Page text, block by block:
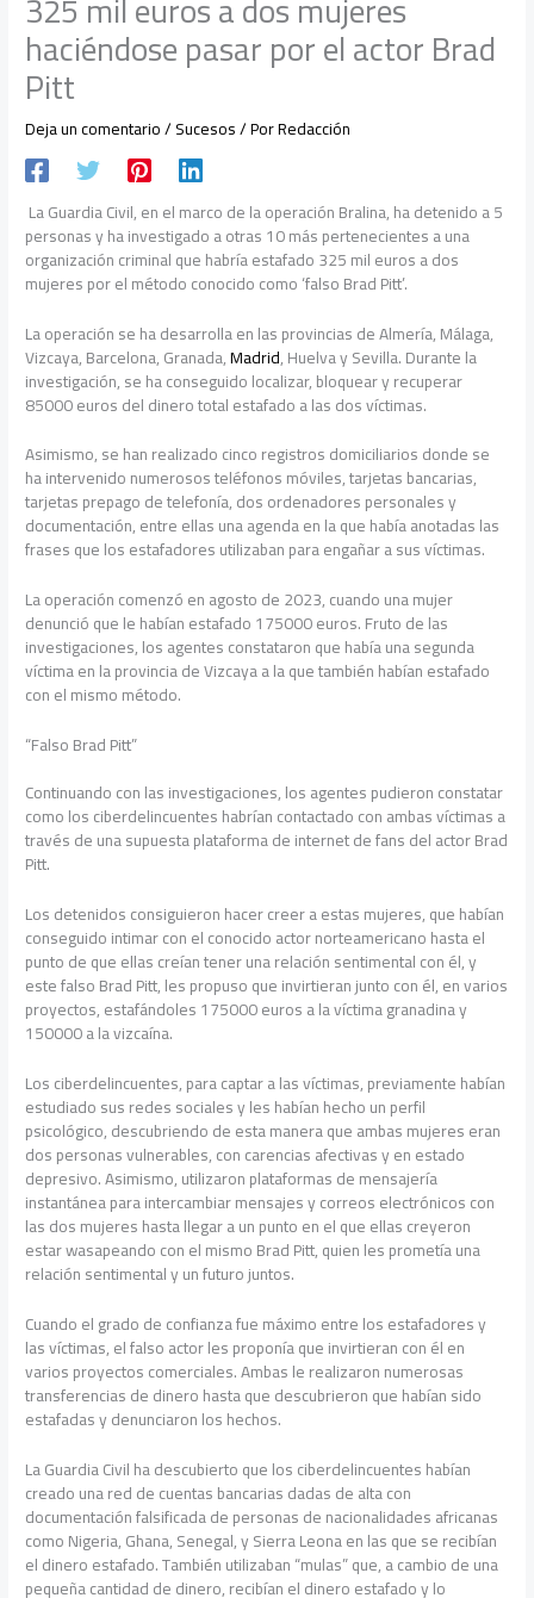
haciéndose pasar por el actor Brad
Pitt
Deja un comentario/Sucesos/ PorRedacción
La Guardia Civil, en el marco de la operación Bralina, ha detenido a 5
personas y ha investigado a otras 10 más pertenecientes a una
organización criminal que habría estafado 325 mil euros a dos
mujeres por el método conocido como ‘falso Brad Pitt’.
La operación se ha desarrolla en las provincias de Almería, Málaga,
Vizcaya, Barcelona, Granada,Madrid, Huelva y Sevilla. Durante la
investigación, se ha conseguido localizar, bloquear y recuperar
85000 euros del dinero total estafado a las dos víctimas.
Asimismo, se han realizado cinco registros domiciliarios donde se
ha intervenido numerosos teléfonos móviles, tarjetas bancarias,
tarjetas prepago de telefonía, dos ordenadores personales y
documentación, entre ellas una agenda en la que había anotadas las
frases que los estafadores utilizaban para engañar a sus víctimas.
La operación comenzó en agosto de 2023, cuando una mujer
denunció que le habían estafado 175000 euros. Fruto de las
investigaciones, los agentes constataron que había una segunda
víctima en la provincia de Vizcaya a la que también habían estafado
con el mismo método.
“Falso Brad Pitt”
Continuando con las investigaciones, los agentes pudieron constatar
como los ciberdelincuentes habrían contactado con ambas víctimas a
través de una supuesta plataforma de internet de fans del actor Brad
Pitt.
Los detenidos consiguieron hacer creer a estas mujeres, que habían
conseguido intimar con el conocido actor norteamericano hasta el
punto de que ellas creían tener una relación sentimental con él, y
este falso Brad Pitt, les propuso que invirtieran junto con él, en varios
proyectos, estafándoles 175000 euros a la víctima granadina y
150000 a la vizcaína.
Los ciberdelincuentes, para captar a las víctimas, previamente habían
estudiado sus redes sociales y les habían hecho un perfil
psicológico, descubriendo de esta manera que ambas mujeres eran
dos personas vulnerables, con carencias afectivas y en estado
depresivo. Asimismo, utilizaron plataformas de mensajería
instantánea para intercambiar mensajes y correos electrónicos con
las dos mujeres hasta llegar a un punto en el que ellas creyeron
estar wasapeando con el mismo Brad Pitt, quien les prometía una
relación sentimental y un futuro juntos.
Cuando el grado de confianza fue máximo entre los estafadores y
las víctimas, el falso actor les proponía que invirtieran con él en
varios proyectos comerciales. Ambas le realizaron numerosas
transferencias de dinero hasta que descubrieron que habían sido
estafadas y denunciaron los hechos.
La Guardia Civil ha descubierto que los ciberdelincuentes habían
creado una red de cuentas bancarias dadas de alta con
documentación falsificada de personas de nacionalidades africanas
como Nigeria, Ghana, Senegal, y Sierra Leona en las que se recibían
el dinero estafado. También utilizaban “mulas” que, a cambio de una
pequeña cantidad de dinero, recibían el dinero estafado y lo